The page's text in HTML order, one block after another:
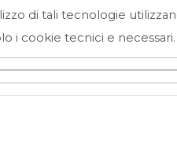
HAPPY
di tali tecnologie
i cookie tecnici e necessari.